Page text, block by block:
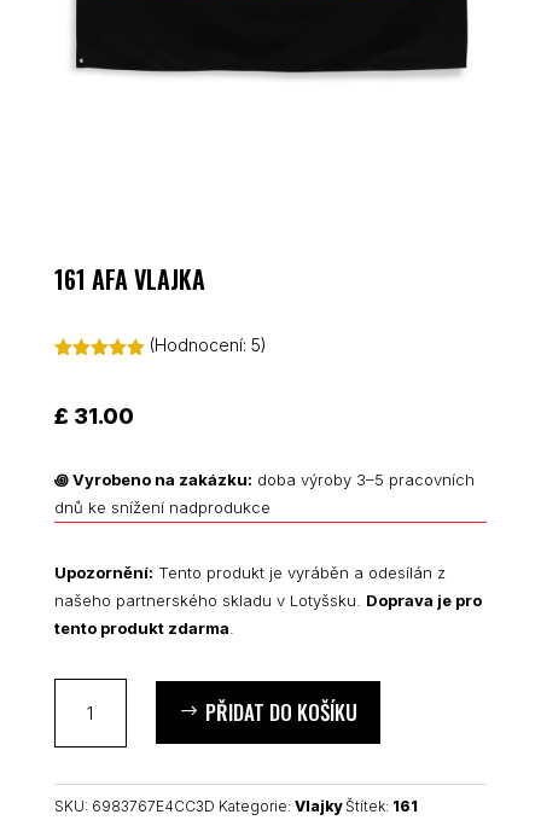
161 AFA VLAJKA
základě
hodnocení
(Hodnocení:5)
£ 31.00
꩜Vyrobeno na zakázku: doba výroby 3–5 pracovních
dnů ke snížení nadprodukce
Upozornění: Tento produkt je vyráběn a odesílán z
našeho partnerského skladu v Lotyšsku. Doprava je pro
tento produkt zdarma
vlajka
PŘIDAT DO KOŠÍKU
SKU: 6983767E4CC3D Kategorie: Vlajky Štítek: 161